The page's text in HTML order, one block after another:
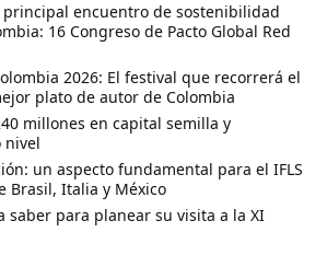
principal encuentro de sostenibilidad
16 Congreso de Pacto Global Red
2026: El festival que recorrerá el
plato de autor de Colombia
millones en capital semilla y
nivel
un aspecto fundamental para el IFLS
Brasil, Italia y México
saber para planear su visita a la XI